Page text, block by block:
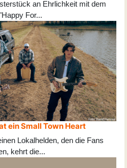
an Ehrlichkeit mit dem
For...
ein Small Town Heart
Lokalhelden, den die Fans
kehrt die...